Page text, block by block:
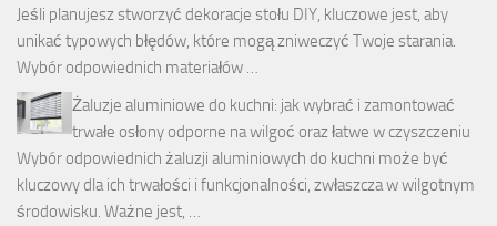
Jeśli planujesz stworzyć dekoracje stołu DIY, kluczowe jest, aby
unikać typowych błędów, które mogą zniweczyć Twoje starania.
Wybór odpowiednich materiałów …
Żaluzje aluminiowe do kuchni: jak wybrać i zamontować
trwałe osłony odporne na wilgoć oraz łatwe w czyszczeniu
Wybór odpowiednich żaluzji aluminiowych do kuchni może być
kluczowy dla ich trwałości i funkcjonalności, zwłaszcza w wilgotnym
środowisku. Ważne jest, …